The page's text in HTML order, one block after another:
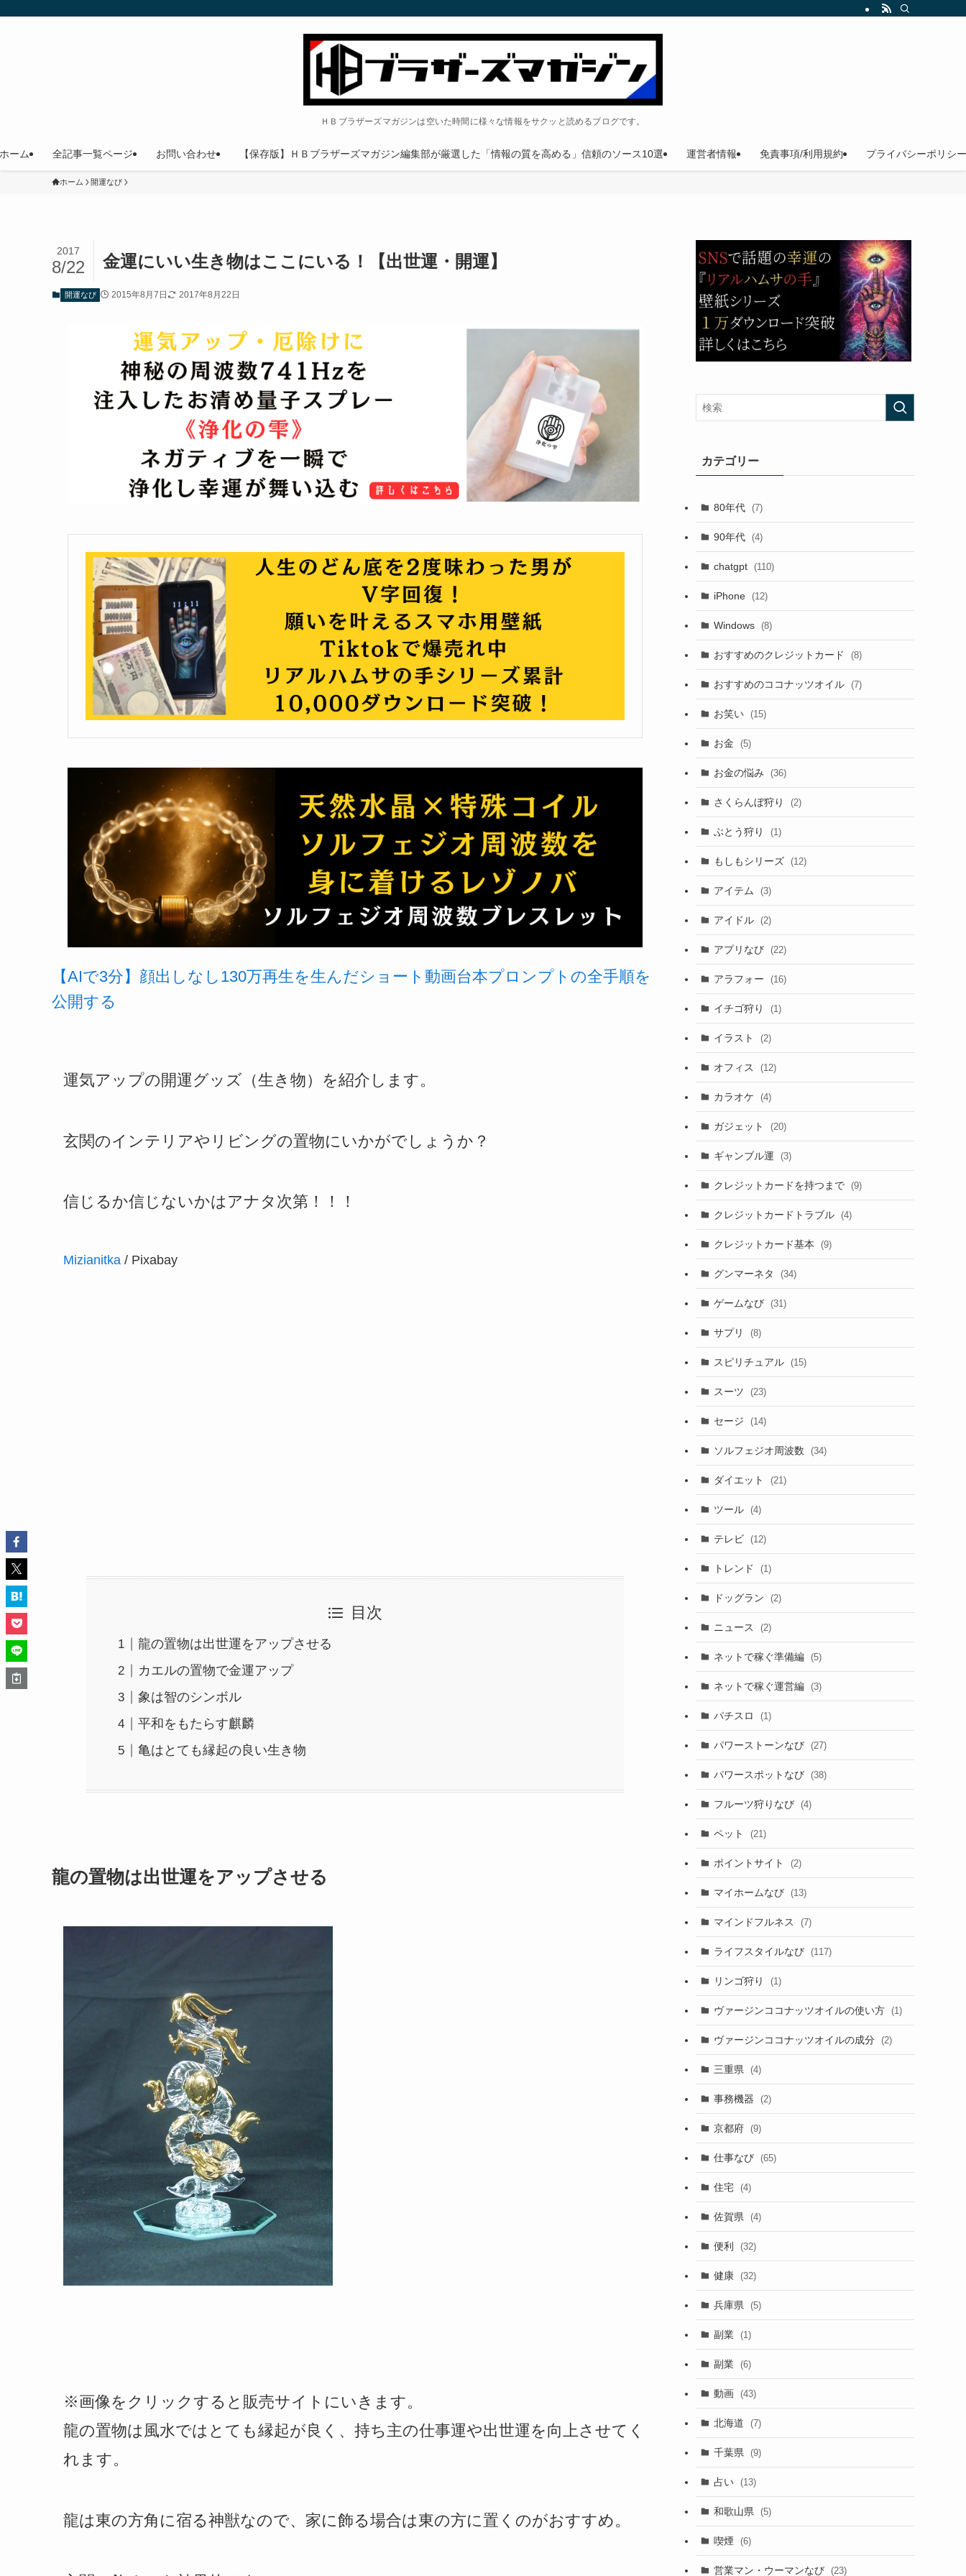
ＨＢブラザーズマガジンは空いた時間に様々な情報をサクッと読めるブログです。
ホーム 全記事一覧ページ お問い合わせ 【保存版】ＨＢブラザーズマガジン編集部が厳選した「情報の質を高める」信頼のソース10選 運営者情報 免責事項/利用規約 プライバシーポリシー
ホーム 開運なび
金運にいい生き物はここにいる！【出世運・開運】
2017
8/22
開運なび 2015年8月7日 2017年8月22日
【AIで3分】顔出しなし130万再生を生んだショート動画台本プロンプトの全手順を
公開する
運気アップの開運グッズ（生き物）を紹介します。
玄関のインテリアやリビングの置物にいかがでしょうか？
信じるか信じないかはアナタ次第！！！
Mizianitka / Pixabay
目次
龍の置物は出世運をアップさせる
カエルの置物で金運アップ
象は智のシンボル
平和をもたらす麒麟
亀はとても縁起の良い生き物
龍の置物は出世運をアップさせる
※画像をクリックすると販売サイトにいきます。
龍の置物は風水ではとても縁起が良く、持ち主の仕事運や出世運を向上させてく
れます。
龍は東の方角に宿る神獣なので、家に飾る場合は東の方に置くのがおすすめ。
カテゴリー
80年代 (7)
90年代 (4)
chatgpt (110)
iPhone (12)
Windows (8)
おすすめのクレジットカード (8)
おすすめのココナッツオイル (7)
お笑い (15)
お金 (5)
お金の悩み (36)
さくらんぼ狩り (2)
ぶとう狩り (1)
もしもシリーズ (12)
アイテム (3)
アイドル (2)
アプリなび (22)
アラフォー (16)
イチゴ狩り (1)
イラスト (2)
オフィス (12)
カラオケ (4)
ガジェット (20)
ギャンブル運 (3)
クレジットカードを持つまで (9)
クレジットカードトラブル (4)
クレジットカード基本 (9)
グンマーネタ (34)
ゲームなび (31)
サプリ (8)
スピリチュアル (15)
スーツ (23)
セージ (14)
ソルフェジオ周波数 (34)
ダイエット (21)
ツール (4)
テレビ (12)
トレンド (1)
ドッグラン (2)
ニュース (2)
ネットで稼ぐ準備編 (5)
ネットで稼ぐ運営編 (3)
パチスロ (1)
パワーストーンなび (27)
パワースポットなび (38)
フルーツ狩りなび (4)
ペット (21)
ポイントサイト (2)
マイホームなび (13)
マインドフルネス (7)
ライフスタイルなび (117)
リンゴ狩り (1)
ヴァージンココナッツオイルの使い方 (1)
ヴァージンココナッツオイルの成分 (2)
三重県 (4)
事務機器 (2)
京都府 (9)
仕事なび (65)
住宅 (4)
佐賀県 (4)
便利 (32)
健康 (32)
兵庫県 (5)
副業 (1)
副業 (6)
動画 (43)
北海道 (7)
千葉県 (9)
占い (13)
和歌山県 (5)
喫煙 (6)
営業マン・ウーマンなび (23)